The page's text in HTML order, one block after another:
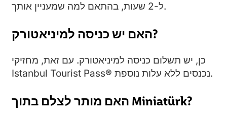
ל-2 שעות, בהתאם למה שמעניין אותך.
האם יש כניסה למיניאטורק?
כן, יש תשלום כניסה למיניאטורק. עם זאת, מחזיקי
Istanbul Tourist Pass® נכנסים ללא עלות נוספת.
האם מותר לצלם בתוך Miniatürk?